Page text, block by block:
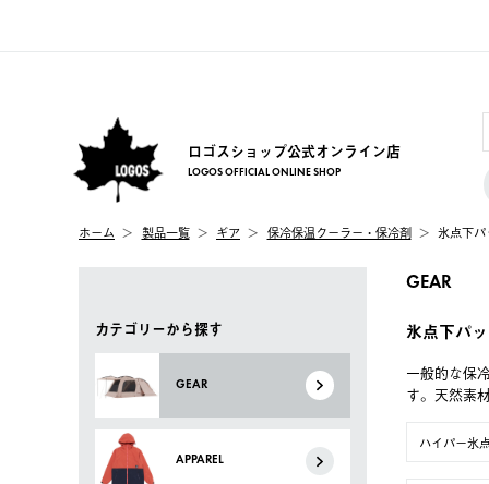
ロゴスショップ公式オンライン店
LOGOS OFFICIAL ONLINE SHOP
ホーム 製品一覧 ギア 保冷保温クーラー・保冷剤 氷点下パ
カテゴリーから探す
GEAR
APPAREL
GEAR
氷点下パ
一般的な保
す。天然素
ハイパー氷